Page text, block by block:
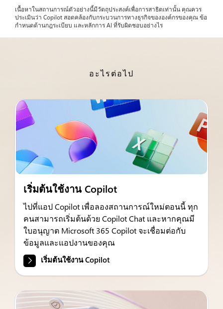
เนื้อหาในสถานการณ์ตัวอย่างนี้มีวัตถุประสงค์เพื่อการสาธิตเท่านั้น คุณควร
ประเมินว่า Copilot สอดคล้องกับกระบวนการทางธุรกิจขององค์กรของคุณ ข้อ
กำหนดด้านกฎระเบียบ และหลักการ AI ที่รับผิดชอบอย่างไร
อะไรต่อไป
เริ่มต้นใช้งาน Copilot
ไปที่แอป Copilot เพื่อลองสถานการณ์ใหม่ตอนนี้ ทุก
คนสามารถเริ่มต้นด้วย Copilot Chat และหากคุณมี
ใบอนุญาต Microsoft 365 Copilot จะเชื่อมต่อกับ
ข้อมูลและแอปงานของคุณ
เริ่มต้นใช้งาน Copilot